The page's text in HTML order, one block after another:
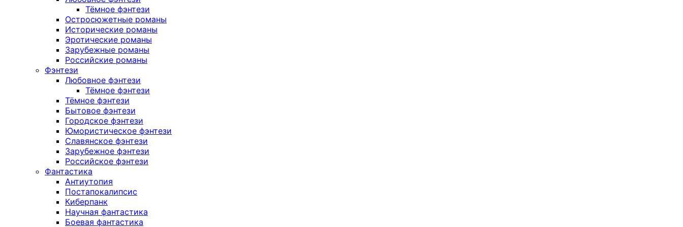
Тёмное фэнтези
Остросюжетные романы
Исторические романы
Эротические романы
Зарубежные романы
Российские романы
Фэнтези
Любовное фэнтези
Тёмное фэнтези
Тёмное фэнтези
Бытовое фэнтези
Городское фэнтези
Юмористическое фэнтези
Славянское фэнтези
Зарубежное фэнтези
Российское фэнтези
Фантастика
Антиутопия
Постапокалипсис
Киберпанк
Научная фантастика
Боевая фантастика